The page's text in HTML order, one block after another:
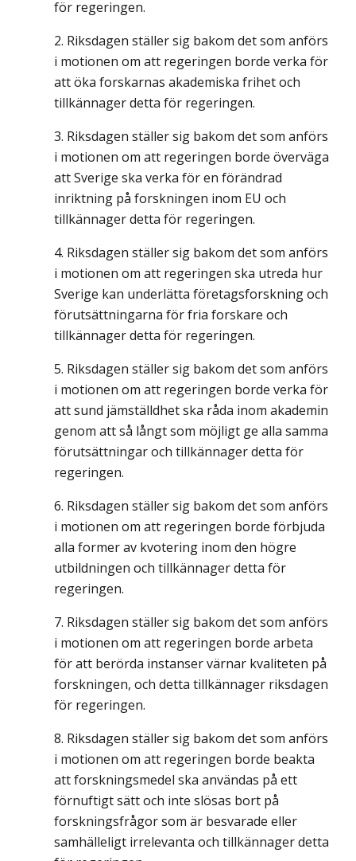
för regeringen.
Riksdagen ställer sig bakom det som anförs
i motionen om att regeringen borde verka för
att öka forskarnas akademiska frihet och
tillkännager detta för regeringen.
Riksdagen ställer sig bakom det som anförs
i motionen om att regeringen borde överväga
att Sverige ska verka för en förändrad
inriktning på forskningen inom EU och
tillkännager detta för regeringen.
Riksdagen ställer sig bakom det som anförs
i motionen om att regeringen ska utreda hur
Sverige kan underlätta företagsforskning och
förutsättningarna för fria forskare och
tillkännager detta för regeringen.
Riksdagen ställer sig bakom det som anförs
i motionen om att regeringen borde verka för
att sund jämställdhet ska råda inom akademin
genom att så långt som möjligt ge alla samma
förutsättningar och tillkännager detta för
regeringen.
Riksdagen ställer sig bakom det som anförs
i motionen om att regeringen borde förbjuda
alla former av kvotering inom den högre
utbildningen och tillkännager detta för
regeringen.
Riksdagen ställer sig bakom det som anförs
i motionen om att regeringen borde arbeta
för att berörda instanser värnar kvaliteten på
forskningen, och detta tillkännager riksdagen
för regeringen.
Riksdagen ställer sig bakom det som anförs
i motionen om att regeringen borde beakta
att forskningsmedel ska användas på ett
förnuftigt sätt och inte slösas bort på
forskningsfrågor som är besvarade eller
samhälleligt irrelevanta och tillkännager detta